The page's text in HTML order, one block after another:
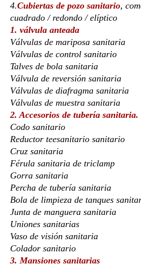
4.Cubiertas de pozo sanitario,
cuadrado / redondo / elíptico
1. válvula anteada
Válvulas de mariposa sanitaria
Válvulas de control sanitario
Talves de bola sanitaria
Válvula de reversión sanitaria
Válvulas de diafragma sanitaria
Válvulas de muestra sanitaria
2. Accesorios de tubería sanitaria.
Codo sanitario
Reductor teesanitario sanitario
Cruz sanitaria
Férula sanitaria de triclamp
Gorra sanitaria
Percha de tubería sanitaria
Bola de limpieza de tanques
Junta de manguera sanitaria
Uniones sanitarias
Vaso de visión sanitaria
Colador sanitario
3. Mansiones sanitarias